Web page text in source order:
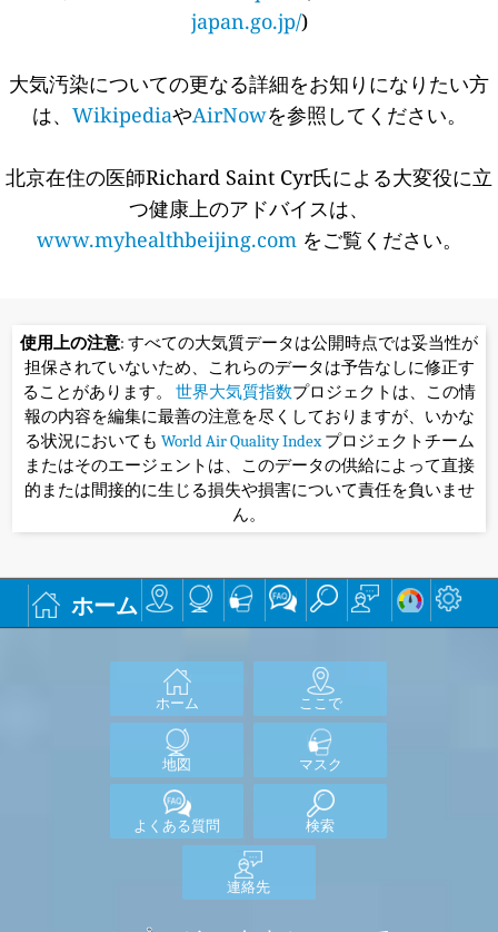
japan.go.jp/)
大気汚染についての更なる詳細をお知りになりたい方
は、 WikipediaやAirNowを参照してください。
北京在住の医師Richard Saint Cyr氏による大変役に立
つ健康上のアドバイスは、
www.myhealthbeijing.com をご覧ください。
使用上の注意: すべての大気質データは公開時点では妥当性が
担保されていないため、これらのデータは予告なしに修正す
ることがあります。 世界大気質指数プロジェクトは、この情
報の内容を編集に最善の注意を尽くしておりますが、いかな
る状況においても World Air Quality Indexプロジェクトチーム
またはそのエージェントは、このデータの供給によって直接
的または間接的に生じる損失や損害について責任を負いませ
ん。
ホーム
ホーム ここで
地図 マスク
よくある質問 検索
連絡先